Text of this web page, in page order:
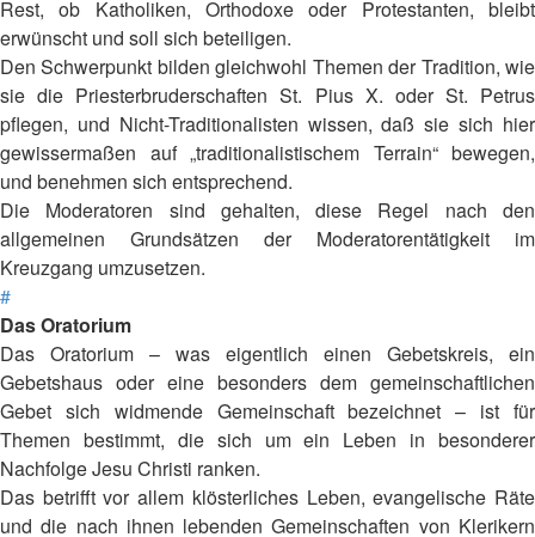
Rest, ob Katholiken, Orthodoxe oder Protestanten, bleibt
erwünscht und soll sich beteiligen.
Den Schwerpunkt bilden gleichwohl Themen der Tradition, wie
sie die Priesterbruderschaften St. Pius X. oder St. Petrus
pflegen, und Nicht-Traditionalisten wissen, daß sie sich hier
gewissermaßen auf „traditionalistischem Terrain“ bewegen,
und benehmen sich entsprechend.
Die Moderatoren sind gehalten, diese Regel nach den
allgemeinen Grundsätzen der Moderatorentätigkeit im
Kreuzgang umzusetzen.
#
Das Oratorium
Das Oratorium – was eigentlich einen Gebetskreis, ein
Gebetshaus oder eine besonders dem gemeinschaftlichen
Gebet sich widmende Gemeinschaft bezeichnet – ist für
Themen bestimmt, die sich um ein Leben in besonderer
Nachfolge Jesu Christi ranken.
Das betrifft vor allem klösterliches Leben, evangelische Räte
und die nach ihnen lebenden Gemeinschaften von Klerikern